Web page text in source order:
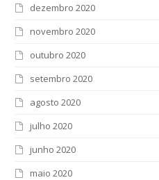
dezembro 2020
novembro 2020
outubro 2020
setembro 2020
agosto 2020
julho 2020
junho 2020
maio 2020